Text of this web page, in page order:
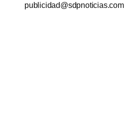
publicidad@sdpnoticias.com